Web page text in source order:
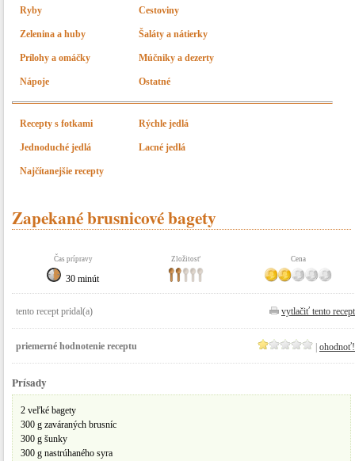
Ryby Cestoviny
Zelenina a huby Šaláty a nátierky
Prílohy a omáčky Múčniky a dezerty
Nápoje Ostatné
Recepty s fotkami Rýchle jedlá
Jednoduché jedlá Lacné jedlá
Najčítanejšie recepty
Zapekané brusnicové bagety
Čas prípravy Zložitosť Cena
30 minút
tento recept pridal(a) vytlačiť tento recept
priemerné hodnotenie receptu ohodnoť!
Prísady
2 veľké bagety
300 g zaváraných brusníc
300 g šunky
300 g nastrúhaného syra